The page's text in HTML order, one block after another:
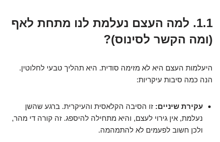
1.1. למה העצם נעלמת לנו מתחת לאף
(ומה הקשר לסינוס)?
היעלמות העצם היא לא מזימה סודית. היא תהליך טבעי לחלוטין.
הנה כמה סיבות עיקריות:
עקירת שיניים: זו הסיבה הקלאסית והעיקרית. ברגע שהשן
נעלמת, אין גירוי לעצם, והיא מתחילה להיספג. זה קורה די מהר,
ולכן חשוב לפעמים לא להתמהמה.